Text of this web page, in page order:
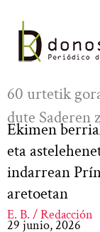
contenido
60 urtetik
dute Saderen
Ekimen
eta
indarrean
aretoetan
E. B. / Redacción
29 junio, 2026